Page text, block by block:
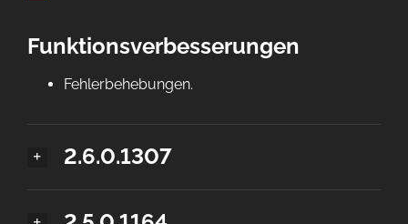
Funktionsverbesserungen
Fehlerbehebungen.
2.6.0.1307